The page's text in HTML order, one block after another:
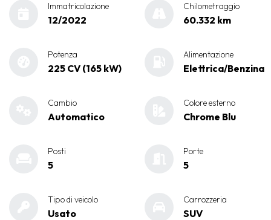
Immatricolazione
12/2022
Chilometraggio
60.332 km
Potenza
225 CV (165 kW)
Alimentazione
Elettrica/Benzina
Cambio
Automatico
Colore esterno
Chrome Blu
Posti
5
Porte
5
Tipo di veicolo
Usato
Carrozzeria
SUV